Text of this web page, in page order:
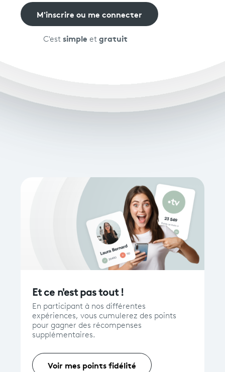
M'inscrire ou me connecter
C'est simple et gratuit
Et ce n'est pas tout !
En participant à nos différentes
expériences, vous cumulerez des points
pour gagner des récompenses
supplémentaires.
Voir mes points fidélité